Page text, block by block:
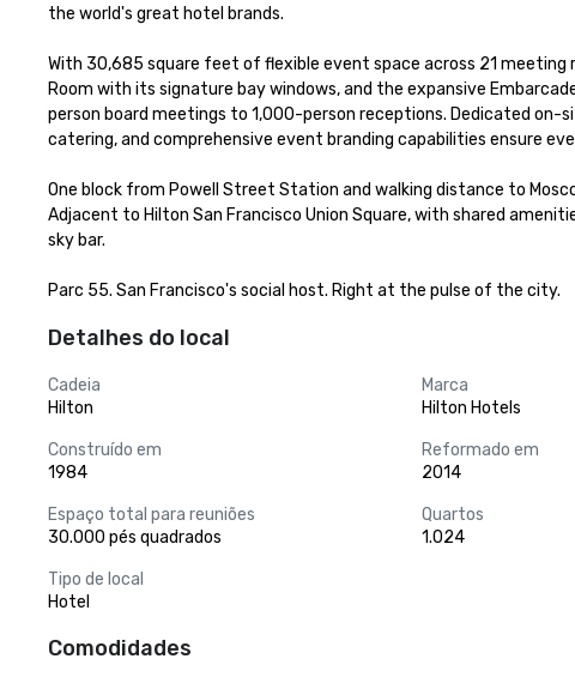
the world's great hotel brands.
With 30,685 square feet of flexible event space across 21
Room with its signature bay windows, and the expansive
person board meetings to 1,000-person receptions. Dedicated on-
catering, and comprehensive event branding capabilities ensure
One block from Powell Street Station and walking distance to
Adjacent to Hilton San Francisco Union Square, with shared
sky bar.
Parc 55. San Francisco's social host. Right at the pulse of the city.
Detalhes do local
Cadeia
Hilton
Marca
Hilton Hotels
Construído em
1984
Reformado em
2014
Espaço total para reuniões
30.000 pés quadrados
Quartos
1.024
Tipo de local
Hotel
Comodidades